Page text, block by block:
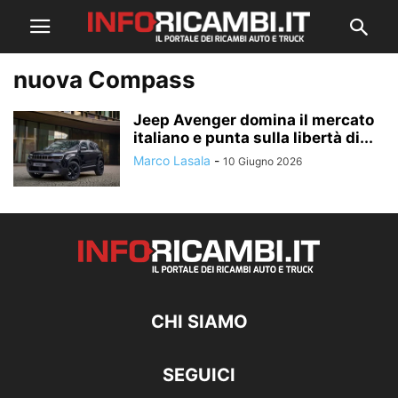
nuova Compass
Jeep Avenger domina il mercato
italiano e punta sulla libertà di...
Marco Lasala - 10 Giugno 2026
CHI SIAMO
SEGUICI